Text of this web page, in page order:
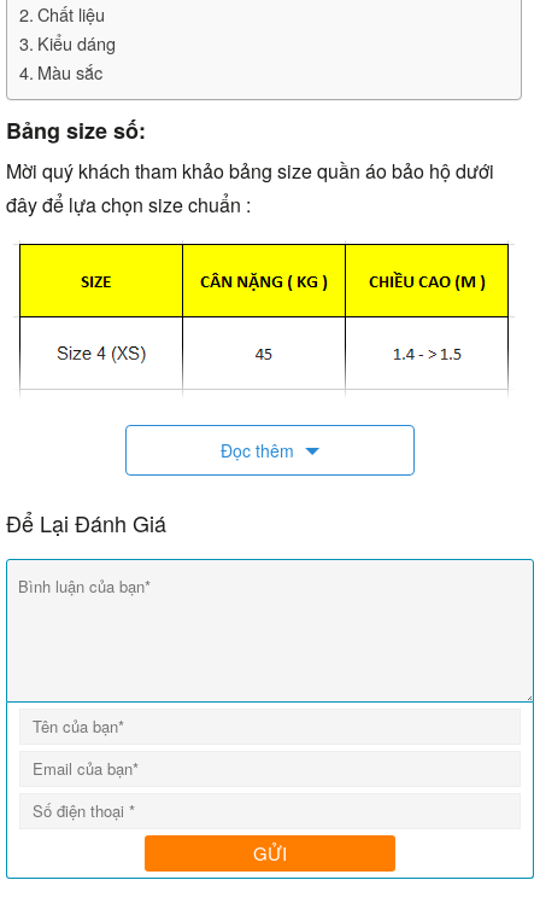
Chất liệu
Kiểu dáng
Màu sắc
Bảng size số:
Mời quý khách tham khảo bảng size quần áo bảo hộ dưới
đây để lựa chọn size chuẩn :
May từ chất vải kaki Nam Định ít bám bẩn, thông
thoáng và thoải mái khi mặc.
Đọc thêm
Để Lại Đánh Giá